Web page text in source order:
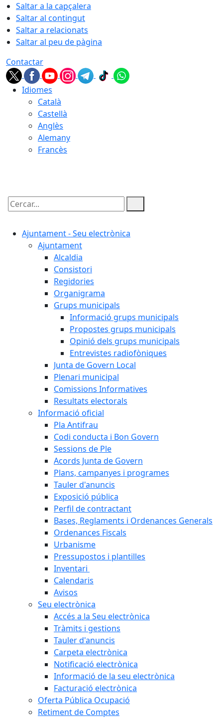
Saltar a la capçalera
Saltar al contingut
Saltar a relacionats
Saltar al peu de pàgina
Contactar
Idiomes
Català
Castellà
Anglès
Alemany
Francès
Cercar:
Ajuntament - Seu electrònica
Ajuntament
Alcaldia
Consistori
Regidories
Organigrama
Grups municipals
Informació grups municipals
Propostes grups municipals
Opinió dels grups municipals
Entrevistes radiofòniques
Junta de Govern Local
Plenari municipal
Comissions Informatives
Resultats electorals
Informació oficial
Pla Antifrau
Codi conducta i Bon Govern
Sessions de Ple
Acords Junta de Govern
Plans, campanyes i programes
Tauler d'anuncis
Exposició pública
Perfil de contractant
Bases, Reglaments i Ordenances Generals
Ordenances Fiscals
Urbanisme
Pressupostos i plantilles
Inventari
Calendaris
Avisos
Seu electrònica
Accés a la Seu electrònica
Tràmits i gestions
Tauler d'anuncis
Carpeta electrònica
Notificació electrònica
Informació de la seu electrònica
Facturació electrònica
Oferta Pública Ocupació
Retiment de Comptes